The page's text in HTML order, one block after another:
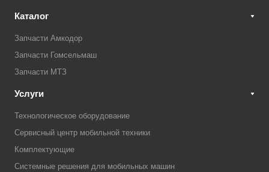
Каталог
Запчасти Амкодор
Запчасти Гомсельмаш
Запчасти МТЗ
Услуги
Технологическое оборудование
Сервисный центр мобильной техники
Комплектующие
Системные решения для мобильных машин